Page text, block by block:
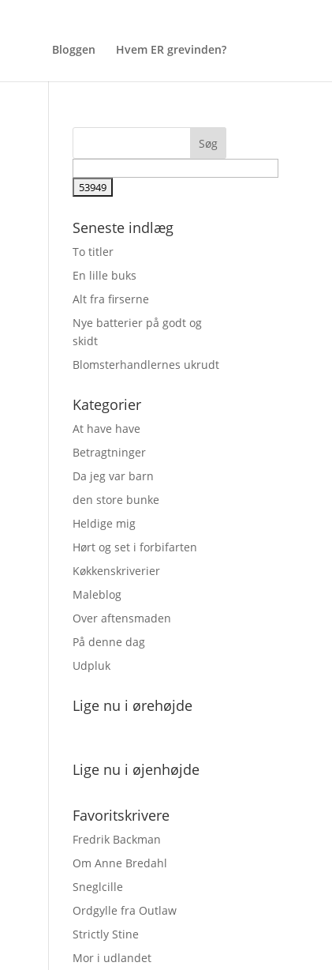
Bloggen Hvem ER grevinden?
Seneste indlæg
To titler
En lille buks
Alt fra firserne
Nye batterier på godt og
skidt
Blomsterhandlernes ukrudt
Kategorier
At have have
Betragtninger
Da jeg var barn
den store bunke
Heldige mig
Hørt og set i forbifarten
Køkkenskriverier
Maleblog
Over aftensmaden
På denne dag
Udpluk
Lige nu i ørehøjde
Lige nu i øjenhøjde
Favoritskrivere
Fredrik Backman
Om Anne Bredahl
Sneglcille
Ordgylle fra Outlaw
Strictly Stine
Mor i udlandet